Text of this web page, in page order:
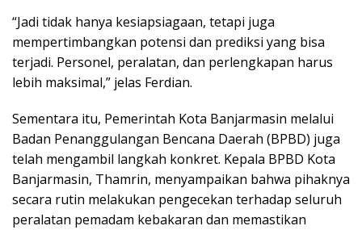
“Jadi tidak hanya kesiapsiagaan, tetapi juga
mempertimbangkan potensi dan prediksi yang bisa
terjadi. Personel, peralatan, dan perlengkapan harus
lebih maksimal,” jelas Ferdian.
Sementara itu, Pemerintah Kota Banjarmasin melalui
Badan Penanggulangan Bencana Daerah (BPBD) juga
telah mengambil langkah konkret. Kepala BPBD Kota
Banjarmasin, Thamrin, menyampaikan bahwa pihaknya
secara rutin melakukan pengecekan terhadap seluruh
peralatan pemadam kebakaran dan memastikan